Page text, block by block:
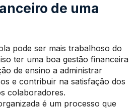
de uma
pode ser mais trabalhoso do
ter uma boa gestão financeira
de ensino a administrar
e contribuir na satisfação dos
colaboradores.
é um processo que